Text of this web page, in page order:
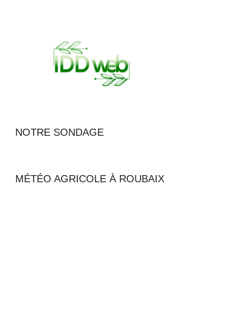
NOTRE SONDAGE
MÉTÉO AGRICOLE À ROUBAIX